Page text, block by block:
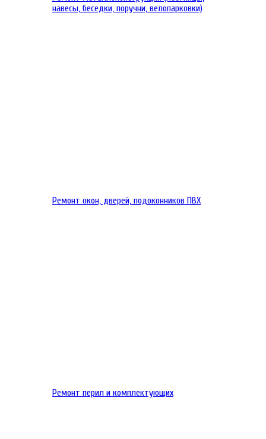
навесы, беседки, поручни, велопарковки)
Ремонт окон, дверей, подоконников ПВХ
Ремонт перил и комплектующих